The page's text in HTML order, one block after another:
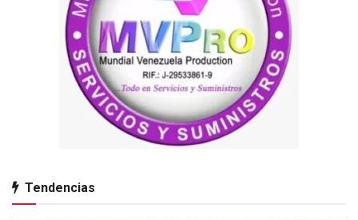
Tendencias